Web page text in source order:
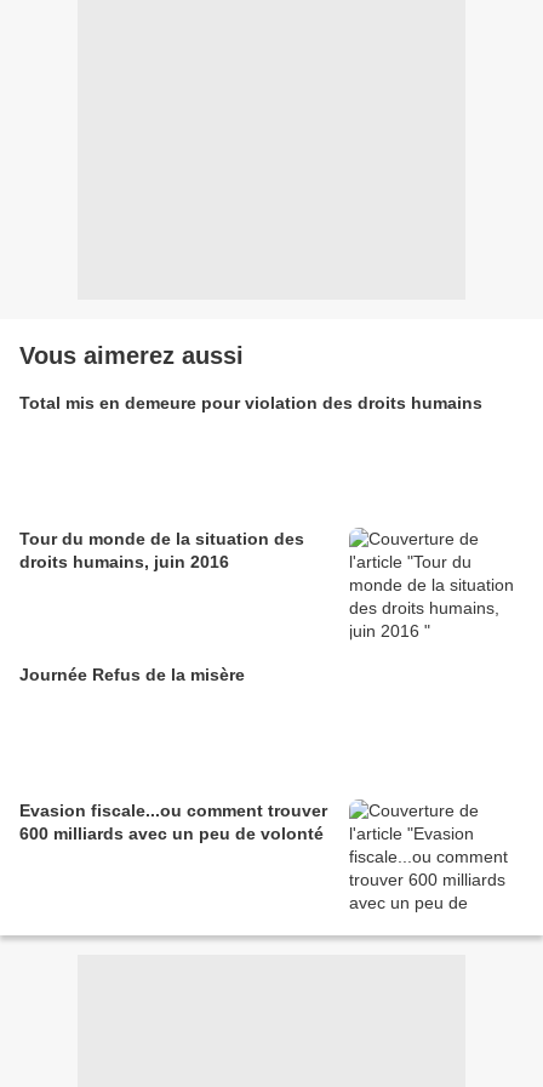
Vous aimerez aussi
Total mis en demeure pour violation des droits humains
Tour du monde de la situation des
droits humains, juin 2016
Journée Refus de la misère
Evasion fiscale...ou comment trouver
600 milliards avec un peu de volonté